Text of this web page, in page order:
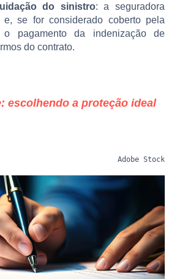
do sinistro: a seguradora
se for considerado coberto pela
o pagamento da indenização de
do contrato.
escolhendo a proteção ideal
Adobe Stock